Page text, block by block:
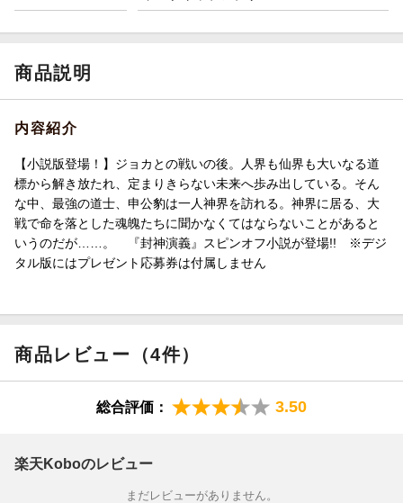
商品説明
内容紹介
【小説版登場！】ジョカとの戦いの後。人界も仙界も大いなる道
標から解き放たれ、定まりきらない未来へ歩み出している。そん
な中、最強の道士、申公豹は一人神界を訪れる。神界に居る、大
戦で命を落とした魂魄たちに聞かなくてはならないことがあると
いうのだが……。 『封神演義』スピンオフ小説が登場!! ※デジ
タル版にはプレゼント応募券は付属しません
商品レビュー（4件）
総合評価： 3.50
楽天Koboのレビュー
まだレビューがありません。